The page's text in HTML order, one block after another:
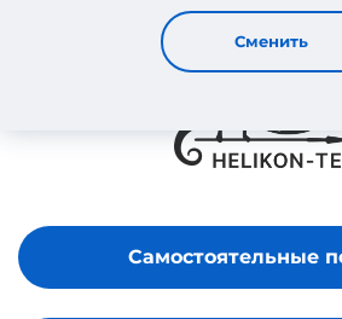
Сменить
Самостоятельные